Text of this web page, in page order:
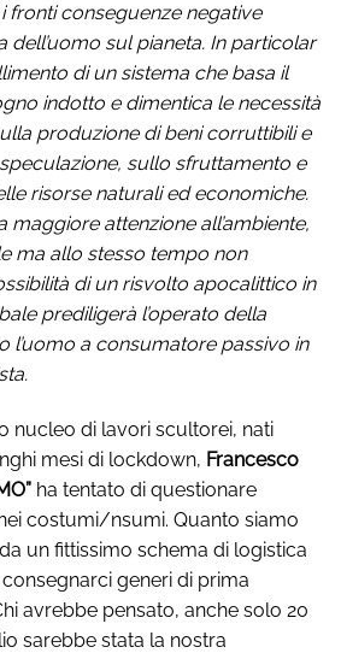
fronti conseguenze negative
dell’uomo sul pianeta. In particolar
di un sistema che basa il
indotto e dimentica le necessità
produzione di beni corruttibili e
sullo sfruttamento e
risorse naturali ed economiche.
maggiore attenzione all’ambiente,
ma allo stesso tempo non
di un risvolto apocalittico in
prediligerà l’operato della
l’uomo a consumatore passivo in
nucleo di lavori scultorei, nati
mesi di lockdown, Francesco
ha tentato di questionare
costumi/nsumi. Quanto siamo
un fittissimo schema di logistica
generi di prima
avrebbe pensato, anche solo 20
sarebbe stata la nostra